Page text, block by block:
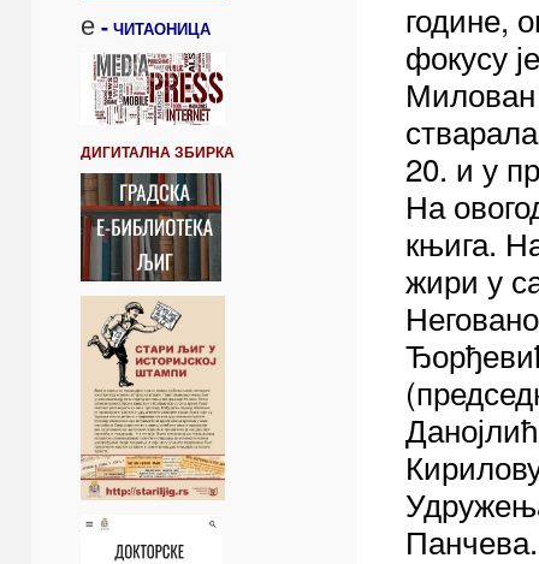
е- ЧИТАОНИЦА
ДИГИТАЛНА ЗБИРКА
године,
фокусу
Милован
20. и у
На
књига.
жири у
Панчева.